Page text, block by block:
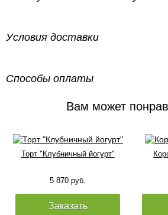
Условия доставки
Способы оплаты
Вам может
Торт "Клубничный йогурт"
5 870 руб.
Заказать